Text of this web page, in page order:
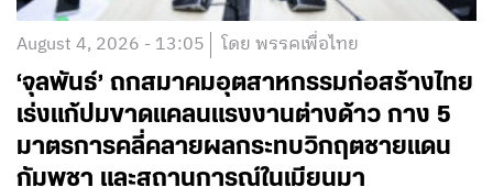
August 4, 2026 - 13:05 โดย พรรคเพื่อไทย
‘จุลพันธ์’ ถกสมาคมอุตสาหกรรมก่อสร้างไทย
เร่งแก้ปมขาดแคลนแรงงานต่างด้าว กาง 5
มาตรการคลี่คลายผลกระทบวิกฤตชายแดน
กัมพูชา และสถานการณ์ในเมียนมา